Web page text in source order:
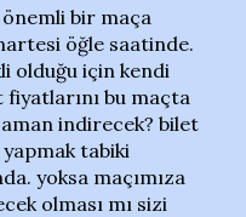
önemli bir maça
öğle saatinde.
olduğu için kendi
bu maçta
indirecek? bilet
tabiki
yoksa maçımıza
olması mı sizi